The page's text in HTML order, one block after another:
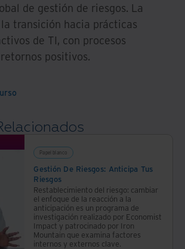
de gestión de riesgos. La
transición hacia prácticas
de TI, con procesos
positivos.
Papel blanco
Gestión De Riesgos: Anticipa Tus
Riesgos
Restablecimiento del riesgo: cambiar
el enfoque de la reacción a la
anticipación es un programa de
investigación realizado por Economist
Impact y patrocinado por Iron
Mountain que examina factores
internos y externos clave.